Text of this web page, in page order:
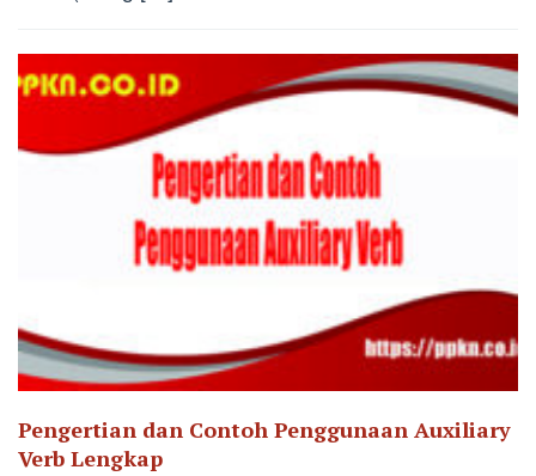
Pengertian dan Contoh Penggunaan Auxiliary
Verb Lengkap